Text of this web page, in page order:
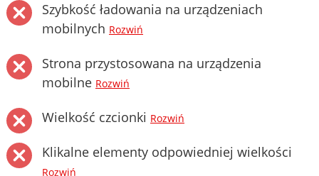
Szybkość ładowania na urządzeniach
mobilnych Rozwiń
Strona przystosowana na urządzenia
mobilne Rozwiń
Wielkość czcionki Rozwiń
Klikalne elementy odpowiedniej wielkości
Rozwiń